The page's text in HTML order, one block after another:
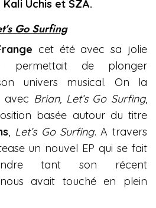
Uchis et SZA.
Go Surfing
cet été avec sa jolie
de plonger
univers musical. On la
avec Brian, Let’s Go Surfing,
basée autour du titre
, Let’s Go Surfing. A travers
un nouvel EP qui se fait
tant son récent
avait touché en plein